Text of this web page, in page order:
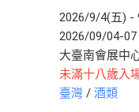
2026/9/4(五) -
2026/09/04-07
大臺南會展中
未滿十八歲入
臺灣 /酒類